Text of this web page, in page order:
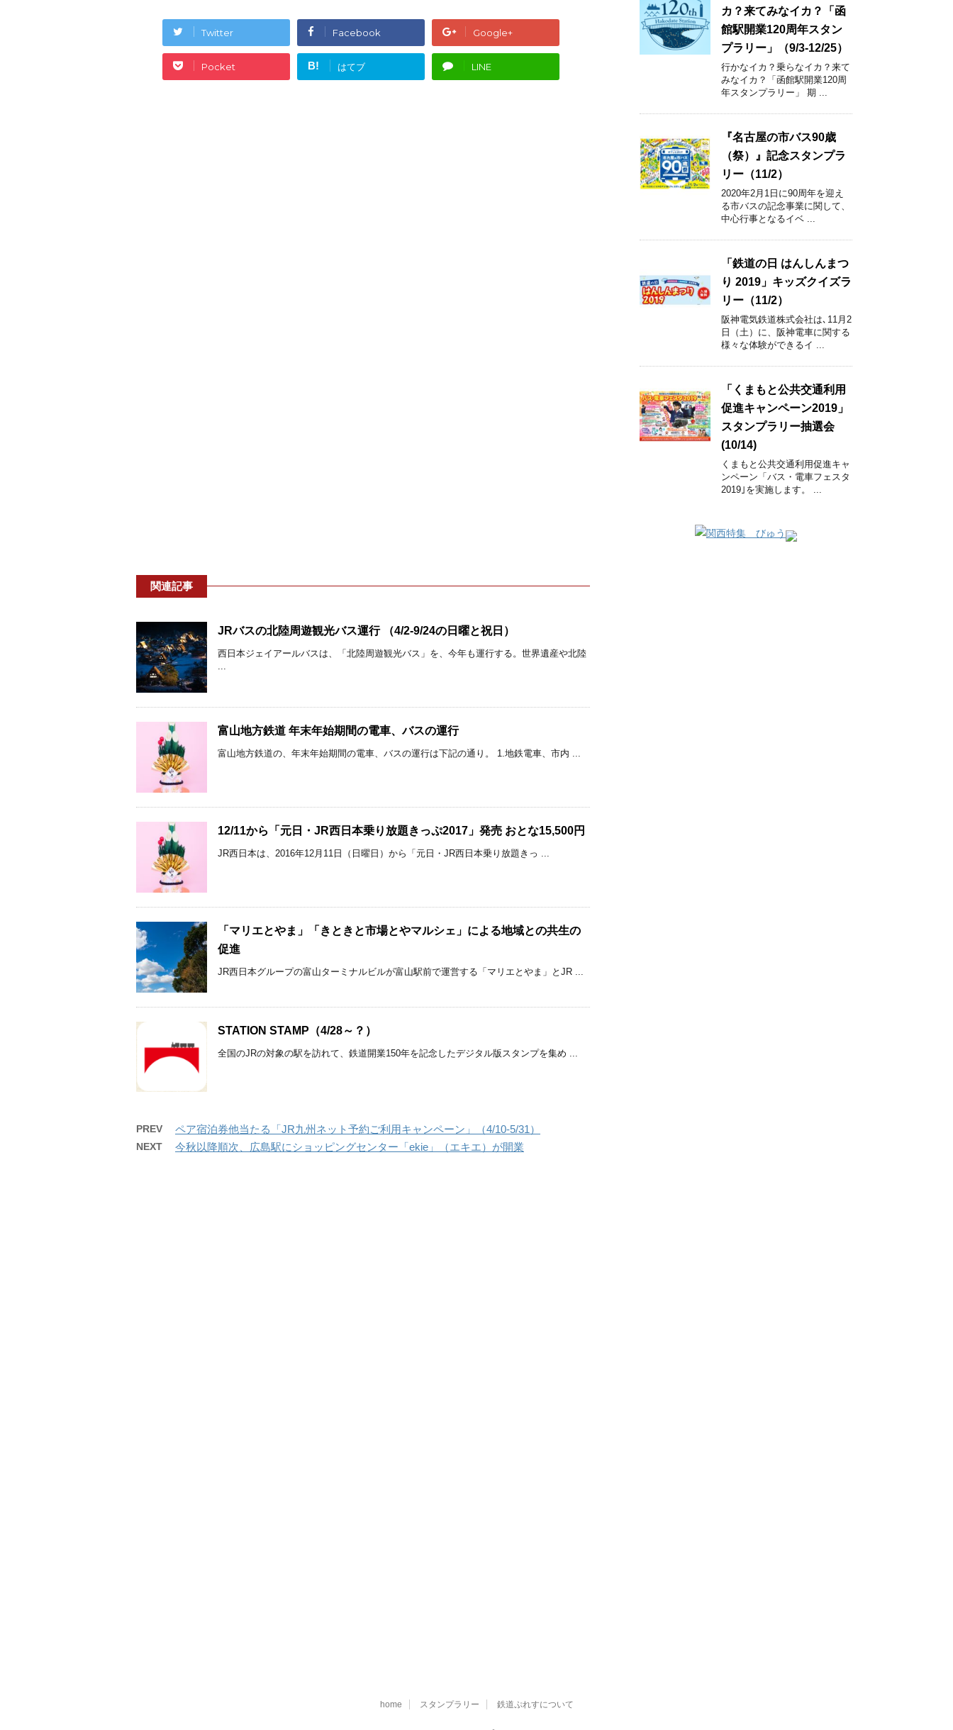
Twitter Facebook Google+
Pocket B! はてブ LINE
関連記事
JRバスの北陸周遊観光バス運行 （4/2-9/24の日曜と祝日）
西日本ジェイアールバスは、「北陸周遊観光バス」を、今年も運行する。世界遺産や北陸
...
富山地方鉄道 年末年始期間の電車、バスの運行
富山地方鉄道の、年末年始期間の電車、バスの運行は下記の通り。 1.地鉄電車、市内 ...
12/11から「元日・JR西日本乗り放題きっぷ2017」発売 おとな15,500円
JR西日本は、2016年12月11日（日曜日）から「元日・JR西日本乗り放題きっ ...
「マリエとやま」「きときと市場とやマルシェ」による地域との共生の
促進
JR西日本グループの富山ターミナルビルが富山駅前で運営する「マリエとやま」とJR ...
STATION STAMP（4/28～？）
全国のJRの対象の駅を訪れて、鉄道開業150年を記念したデジタル版スタンプを集め ...
PREV ペア宿泊券他当たる「JR九州ネット予約ご利用キャンペーン」（4/10-5/31）
NEXT 今秋以降順次、広島駅にショッピングセンター「ekie」（エキエ）が開業
カ？来てみなイカ？「函
館駅開業120周年スタン
プラリー」（9/3-12/25）
行かなイカ？乗らなイカ？来て
みなイカ？「函館駅開業120周
年スタンプラリー」 期 ...
『名古屋の市バス90歳
（祭）』記念スタンプラ
リー（11/2）
2020年2月1日に90周年を迎え
る市バスの記念事業に関して、
中心行事となるイベ ...
「鉄道の日 はんしんまつ
り 2019」キッズクイズラ
リー（11/2）
阪神電気鉄道株式会社は､11月2
日（土）に、阪神電車に関する
様々な体験ができるイ ...
「くまもと公共交通利用
促進キャンペーン2019」
スタンプラリー抽選会
(10/14)
くまもと公共交通利用促進キャ
ンペーン「バス・電車フェスタ
2019｣を実施します。 ...
home スタンプラリー 鉄道ぷれすについて